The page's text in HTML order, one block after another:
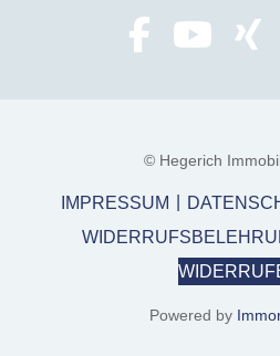
© Hegerich
IMPRESSUM
Powered by